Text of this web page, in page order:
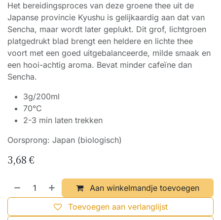
Het bereidingsproces van deze groene thee uit de
Japanse provincie Kyushu is gelijkaardig aan dat van
Sencha, maar wordt later geplukt. Dit grof, lichtgroen
platgedrukt blad brengt een heldere en lichte thee
voort met een goed uitgebalanceerde, milde smaak en
een hooi-achtig aroma. Bevat minder cafeïne dan
Sencha.
3g/200ml
70°C
2-3 min laten trekken
Oorsprong: Japan (biologisch)
3,68€
Aan winkelmandje toevoegen
Toevoegen aan verlanglijst